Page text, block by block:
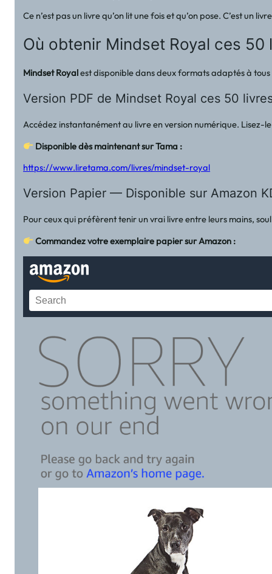
Ce n’est pas un livre qu’on lit une fois et qu’on pose. C’est un
Où obtenir Mindset Royal ces
Mindset Royalest disponible dans deux formats adaptés à tous
Version PDF de Mindset Royal ces 50
Accédez instantanément au livre en version numérique. Lisez-
Disponible dès maintenant sur Tama :
https://www.liretama.com/livres/mindset-royal
Version Papier — Disponible sur Amazon
Pour ceux qui préfèrent tenir un vrai livre entre leurs mains,
Commandez votre exemplaire papier sur Amazon :